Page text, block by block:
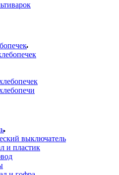
выключатель
и пластик